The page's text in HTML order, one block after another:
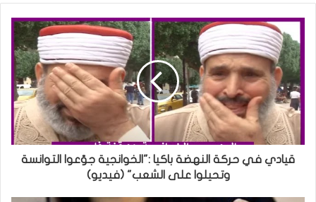
قيادي في حركة النهضة باكيا :"الخوانجية جوّعوا التوانسة
وتحيلوا على الشعب" (فيديو)